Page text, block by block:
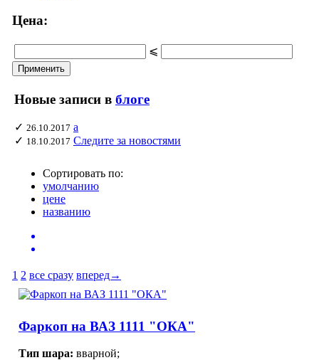
Цена:
⩽
Новые записи в блоге
✓ 26.10.2017 а
✓ 18.10.2017 Следите за новостями
Сортировать по:
умолчанию
цене
названию
1 2 все сразу вперед→
Фаркоп на ВАЗ 1111 "ОКА"
Тип шара: вварной;